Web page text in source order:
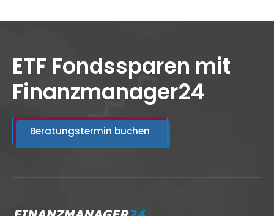
ETF Fondssparen mit
Finanzmanager24
Beratungstermin buchen